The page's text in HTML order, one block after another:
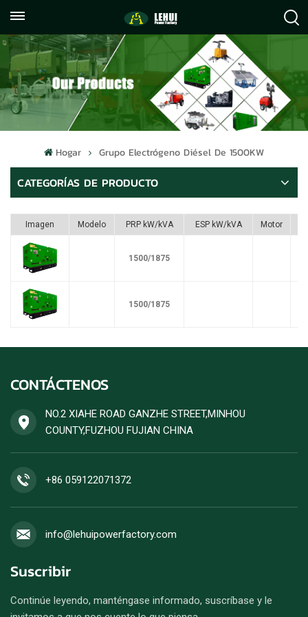
059122071372
info@lehuipowerfactory.com
Hogar Grupo Electrógeno Diésel De 1500KW
CATEGORÍAS DE PRODUCTO
Imagen Modelo PRP kW/kVA ESP kW/kVA Motor
1500/1875
1500/1875
CONTÁCTENOS
NO.2 XIAHE ROAD GANZHE STREET,MINHOU
COUNTY,FUZHOU FUJIAN CHINA
+86 059122071372
info@lehuipowerfactory.com
Suscribir
Continúe leyendo, manténgase informado, suscríbase y le